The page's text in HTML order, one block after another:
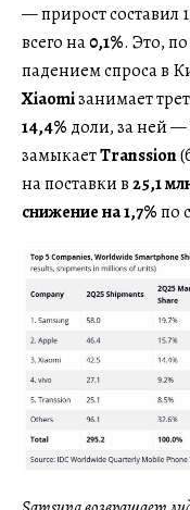
— прирост составил
всего на0,1%. Это,
падением спроса в
Xiaomiзанимает
14,4% доли, за ней —
замыкаетTranssion
на поставки в25,1
снижение на1,7%по